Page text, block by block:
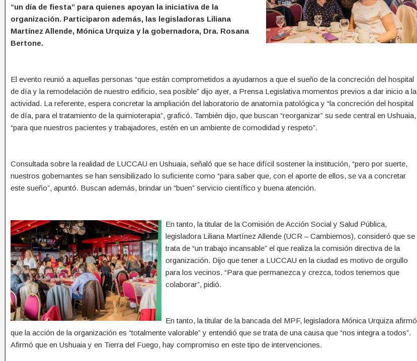
“un día de fiesta” para quienes apoyan la iniciativa de la
organización. Participaron además, las legisladoras Liliana
Martínez Allende, Mónica Urquiza y la gobernadora, Dra. Rosana
Bertone.
El evento reunió a aquellas personas “que están comprometidos a ayudarnos a que el sueño de la concreción del hospital
de día y la remodelación de nuestro edificio, sea posible” dijo ayer, a Prensa Legislativa momentos previos a dar inicio a la
actividad. La referente, espera concretar la ampliación del laboratorio de anatomía patológica y “la concreción del hospital
de día, para el tratamiento de la quimioterapia”, graficó. También dijo, que buscan “reorganizar” su sede central en Ushuaia,
“para que nuestros pacientes y trabajadores, estén en un ambiente de comodidad y respeto”.
Consultada sobre la realidad de LUCCAU en Ushuaia, señaló que se hace difícil sostener la institución, “pero por suerte,
nuestros gobernantes se han sensibilizado lo suficiente como “para saber que, con el aporte de ellos, se va a concretar
este sueño”, apuntó. Buscan además, brindar un “buen” servicio científico y buena atención.
En tanto, la titular de la Comisión de Acción Social y Salud Pública,
legisladora Liliana Martínez Allende (UCR – Cambiemos), consideró que se
trata de “un trabajo incansable” el que realiza la comisión directiva de la
organización. Dijo que tener a LUCCAU en la ciudad es motivo de orgullo
para los vecinos. “Para que permanezca y crezca, todos tenemos que
colaborar”, pidió.
En tanto, la titular de la bancada del MPF, legisladora Mónica Urquiza afirmó
que la acción de la organización es “totalmente valorable” y entendió que se trata de una causa que “nos integra a todos”.
Afirmó que en Ushuaia y en Tierra del Fuego, hay compromiso en este tipo de intervenciones.